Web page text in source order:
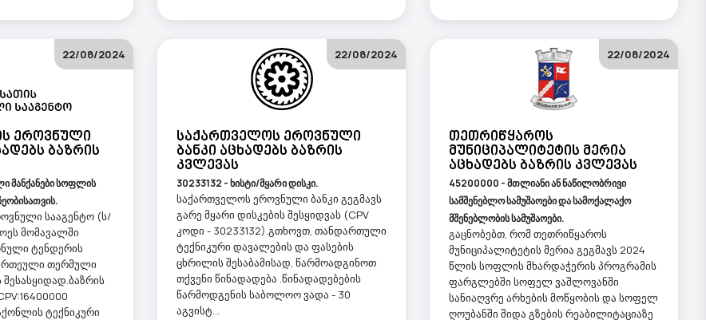
Ეროვნული
Ბაზრის
მანქანები სოფლის
22/08/2024
სააგენტო (ს/
მომავალში
ტენდერის
თერმული
ტექნიკური
Საქართველოს Ეროვნული
Ბანკი Აცხადებს Ბაზრის
Კვლევას
30233132 - ხისტი/მყარი დისკი.
22/08/2024
საქართველოს ეროვნული ბანკი გეგმავს
გარე მყარი დისკების შესყიდვას (CPV
კოდი - 30233132).გთხოვთ, თანდართული
ტექნიკური დავალების და ფასების
ცხრილის შესაბამისად, წარმოადგინოთ
თქვენი წინადადება .წინადადებების
წარმოდგენის საბოლოო ვადა - 30
აგვისტ...
Თეთრიწყაროს
Მუნიციპალიტეტის Მერია
Აცხადებს Ბაზრის Კვლევას
45200000 - მთლიანი ან ნაწილობრივი
სამშენებლო სამუშაოები და სამოქალაქო
მშენებლობის სამუშაოები.
22/08/2024
გაცნობებთ, რომ თეთრიწყაროს
მუნიციპალიტეტის მერია გეგმავს 2024
წლის სოფლის მხარდაჭერის პროგრამის
ფარგლებში სოფელ ვაშლოვანში
სანიაღვრე არხების მოწყობის და სოფელ
ღოუბანში შიდა გზების რეაბილიტაციაზე